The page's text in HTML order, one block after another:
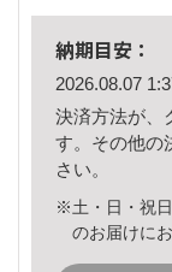
納期目安：
2026.08.07
決済方法が、
す。その他の
さい。
※土・日・祝
のお届けに